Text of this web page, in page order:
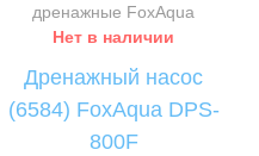
дренажные FoxAqua
Нет в наличии
Дренажный насос
(6584) FoxAqua DPS-
800F